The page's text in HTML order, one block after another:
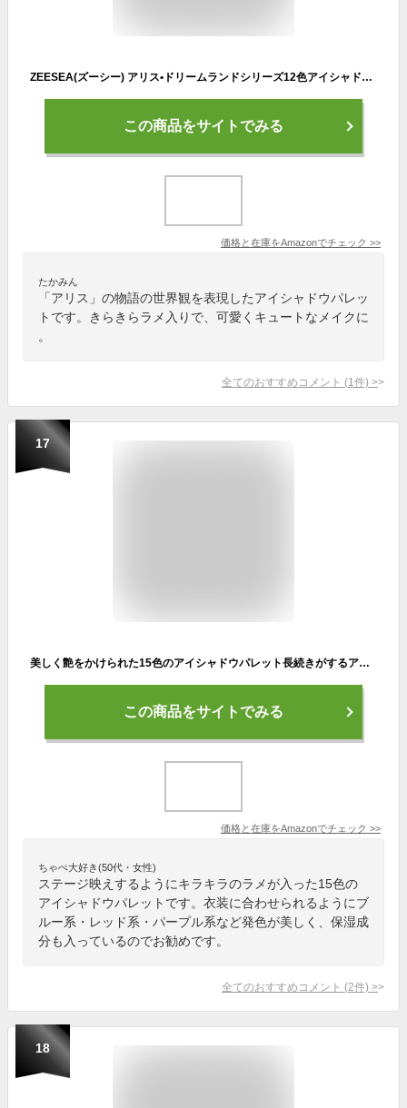
ZEESEA(ズーシー) アリス•ドリームランドシリーズ12色アイシャドウパレット01ハートの女王 13グラム (x 1)
この商品をサイトでみる
価格と在庫をAmazonでチェック >>
たかみん
「アリス」の物語の世界観を表現したアイシャドウパレッ
トです。きらきらラメ入りで、可愛くキュートなメイクに
。
全てのおすすめコメント (1 件) >
17
美しく艶をかけられた15色のアイシャドウパレット長続きがするアイシャドウ身に着けやすいアイシャドウのきらめきの自然な構造パレット
この商品をサイトでみる
価格と在庫をAmazonでチェック >>
ちゃぺ大好き(50代・女性)
ステージ映えするようにキラキラのラメが入った15色の
アイシャドウパレットです。衣装に合わせられるようにブ
ルー系・レッド系・パープル系など発色が美しく、保湿成
分も入っているのでお勧めです。
全てのおすすめコメント (2件) >
18